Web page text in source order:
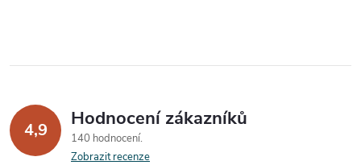
4,9 Hodnocení zákazníků
140 hodnocení
Zobrazit recenze